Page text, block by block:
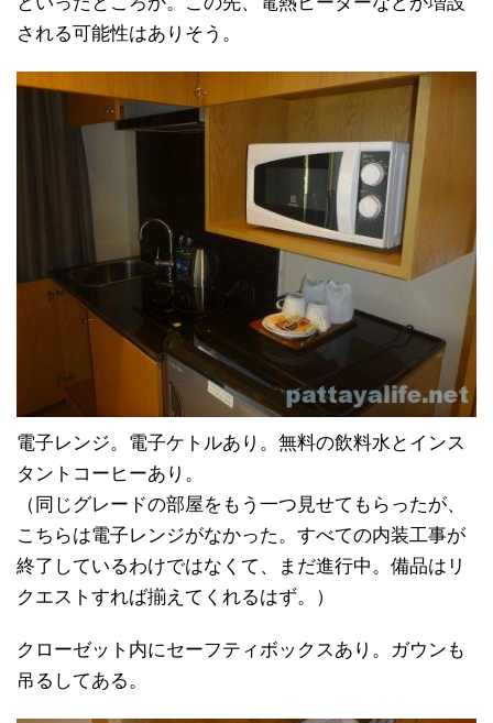
される可能性はありそう。
電子レンジ。電子ケトルあり。無料の飲料水とインス
タントコーヒーあり。
（同じグレードの部屋をもう一つ見せてもらったが、
こちらは電子レンジがなかった。すべての内装工事が
終了しているわけではなくて、まだ進行中。備品はリ
クエストすれば揃えてくれるはず。）
クローゼット内にセーフティボックスあり。ガウンも
吊るしてある。